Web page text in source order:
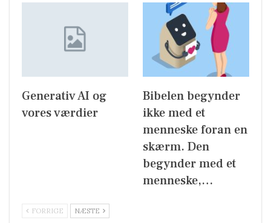
Generativ AI og
vores værdier
Bibelen begynder
ikke med et
menneske foran en
skærm. Den
begynder med et
menneske,…
FORRIGE NÆSTE